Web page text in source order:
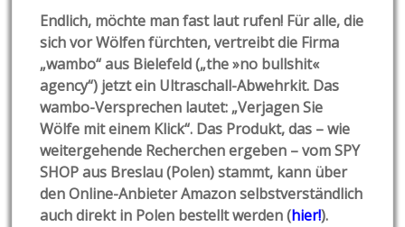
Endlich, möchte man fast laut rufen! Für alle, die
sich vor Wölfen fürchten, vertreibt die Firma
„wambo“ aus Bielefeld („the »no bullshit«
agency“) jetzt ein Ultraschall-Abwehrkit. Das
wambo-Versprechen lautet: „Verjagen Sie
Wölfe mit einem Klick“. Das Produkt, das – wie
weitergehende Recherchen ergeben – vom SPY
SHOP aus Breslau (Polen) stammt, kann über
den Online-Anbieter Amazon selbstverständlich
auch direkt in Polen bestellt werden (hier!).